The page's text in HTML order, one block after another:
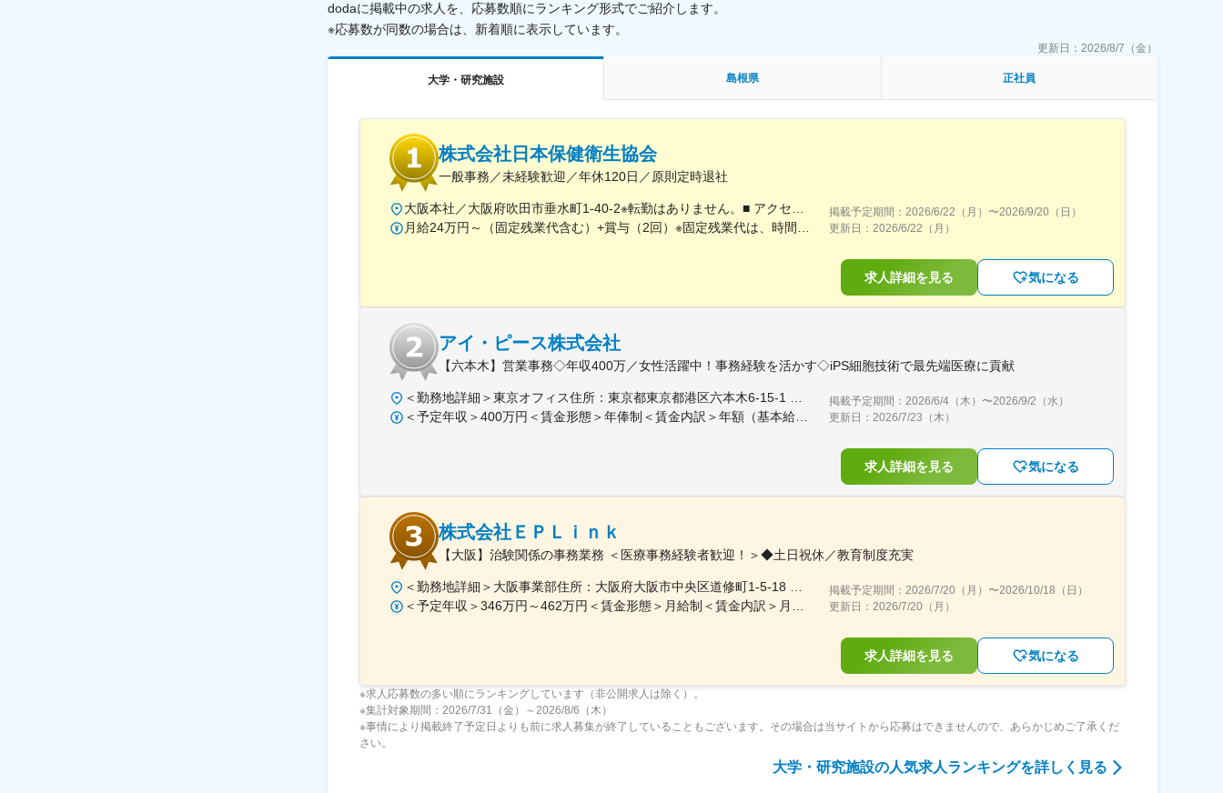
dodaに掲載中の求人を、応募数順にランキング形式でご紹介します。
※応募数が同数の場合は、新着順に表示しています。
更新日： 2026/8/7（金）
大学・研究施設 島根県 正社員
株式会社日本保健衛生協会
一般事務／未経験歓迎／年休120日／原則定時退社
大阪本社／大阪府吹田市垂水町1-40-2※転勤はありません。■ アクセス阪急電鉄千里線「豊津駅」より徒歩9分大阪メトロ御堂筋線「江坂駅」より徒歩12分※受動喫煙対策実施
月給24万円～（固定残業代含む）+賞与（2回）※固定残業代は、時間外労働の有無に関わらず25時間・月3万8600円～支給上記を超える時間外労働分は追加で支給※年齢・経験・保有資格を考慮のうえ決定します
掲載予定期間： 2026/6/22（月） 〜2026/9/20（日）
更新日： 2026/6/22（月）
求人詳細を見る 気になる
アイ・ピース株式会社
【六本木】営業事務◇年収400万／女性活躍中！事務経験を活かす◇iPS細胞技術で最先端医療に貢献
＜勤務地詳細＞東京オフィス住所：東京都東京都港区六本木6-15-1 勤務地最寄駅：東京メトロ 日比谷線／六本木駅受動喫煙対策：屋内全面禁煙変更の範囲：会社の定める事業所
＜予定年収＞400万円＜賃金形態＞年俸制＜賃金内訳＞年額（基本給）：3,108,920円固定残業手当/月：74,490円（固定残業時間40時間0分/月）超過した時間外労働の残業手当は追加支給＜月額＞333,566円（12分割）（一律手当を含む）＜昇給有無＞有＜残業手当＞有＜給与補足＞※固定残業代制、超過分別途支給賃金はあくまでも目安の金額であり、選考を通じて上下する可能性があります。月給(月額)は固定手当を含めた表記です。
掲載予定期間： 2026/6/4（木） 〜2026/9/2（水）
更新日： 2026/7/23（木）
求人詳細を見る 気になる
株式会社ＥＰＬｉｎｋ
【大阪】治験関係の事務業務 ＜医療事務経験者歓迎！＞◆土日祝休／教育制度充実
＜勤務地詳細＞大阪事業部住所：大阪府大阪市中央区道修町1-5-18 朝日生命道修町ビル3階勤務地最寄駅：大阪市営堺筋線／北浜駅受動喫煙対策：敷地内全面禁煙変更の範囲：会社の定める事業所
＜予定年収＞346万円～462万円＜賃金形態＞月給制＜賃金内訳＞月額（基本給）：210,500円～277,900円その他固定手当/月：8,000円～15,000円＜月給＞218,500円～292,900円＜昇給有無＞有＜残業手当＞有＜給与補足＞前職・経験を考慮の上、決定致します。■年収内訳＝基本給×12ヶ月＋賞与（基本給×4ヶ月)■賞与：年2回（6月、12月）／昇給：年1回（10月）※業績に応じ、決算賞与（秋季賞与）支給の場合あり（10月）■時間外・休日出勤手当等の割増賃金は別途支給賃金はあくまでも目安の金額であり、選考を通じて上下する可能性があります。月給(月額)は固定手当を含めた表記です。
掲載予定期間： 2026/7/20（月） 〜2026/10/18（日）
更新日： 2026/7/20（月）
求人詳細を見る 気になる
※求人応募数の多い順にランキングしています（非公開求人は除く）。
※集計対象期間：2026/7/31（金）～2026/8/6（木）
※事情により掲載終了予定日よりも前に求人募集が終了していることもございます。その場合は当サイトから応募はできませんので、あらかじめご了承くだ
さい。
大学・研究施設の人気求人ランキングを詳しく見る